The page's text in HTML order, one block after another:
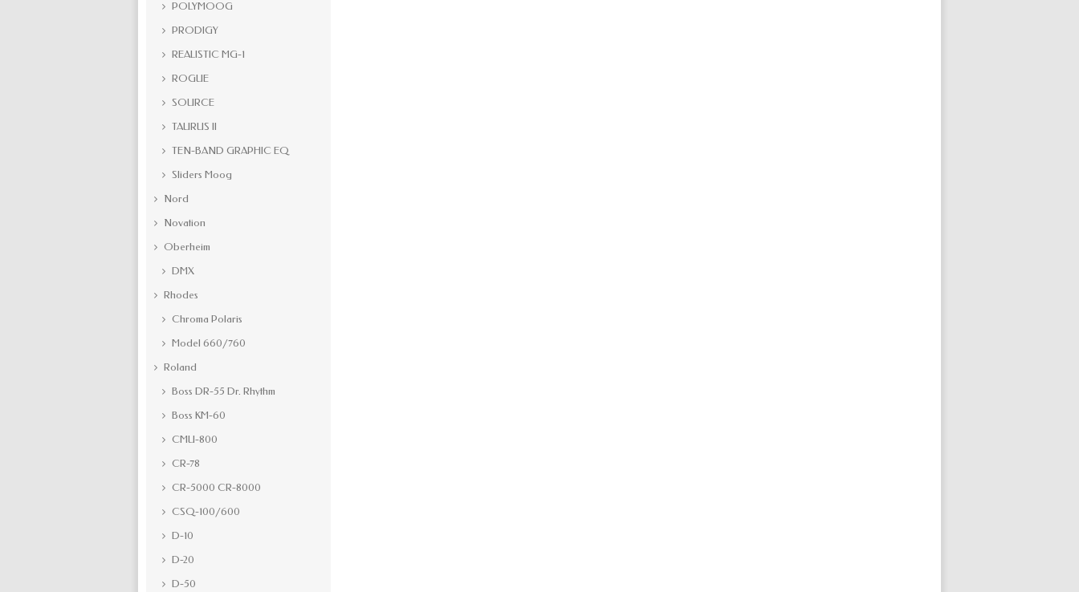
POLYMOOG
PRODIGY
REALISTIC MG-1
ROGUE
SOURCE
TAURUS II
TEN-BAND GRAPHIC EQ
Sliders Moog
Nord
Novation
Oberheim
DMX
Rhodes
Chroma Polaris
Model 660/760
Roland
Boss DR-55 Dr. Rhythm
Boss KM-60
CMU-800
CR-78
CR-5000 CR-8000
CSQ-100/600
D-10
D-20
D-50